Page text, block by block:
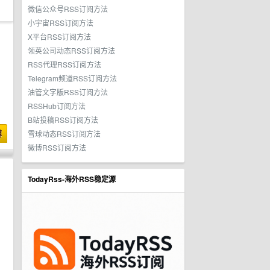
微信公众号RSS订阅方法
小宇宙RSS订阅方法
X平台RSS订阅方法
领英公司动态RSS订阅方法
RSS代理RSS订阅方法
Telegram频道RSS订阅方法
油管文字版RSS订阅方法
RSSHub订阅方法
B站投稿RSS订阅方法
雪球动态RSS订阅方法
微博RSS订阅方法
TodayRss-海外RSS稳定源